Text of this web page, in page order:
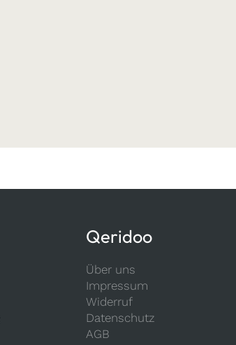
Qeridoo
Über uns
Impressum
Widerruf
Datenschutz
AGB